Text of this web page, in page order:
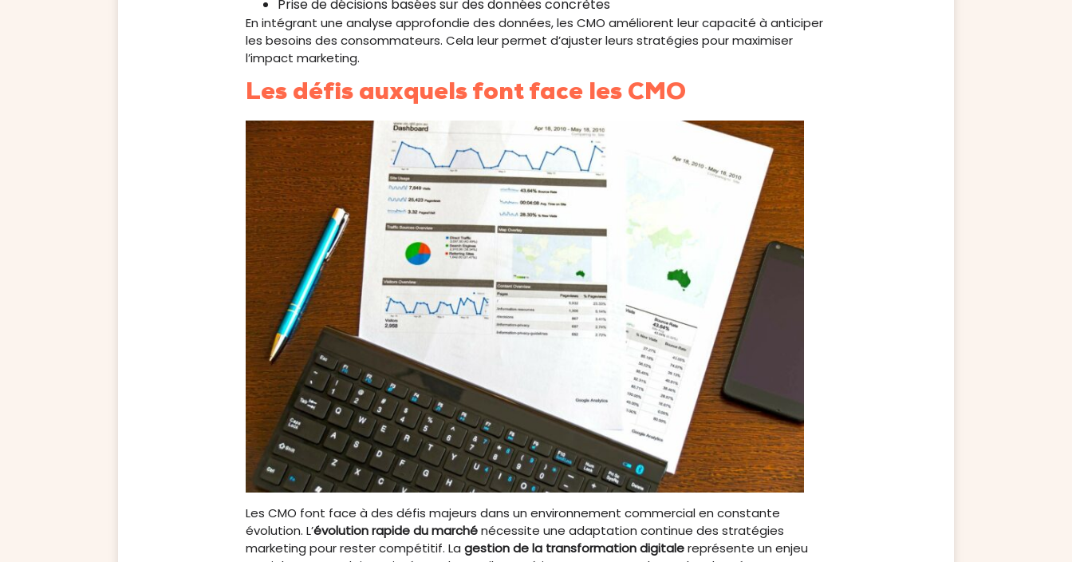
Prise de décisions basées sur des données concrètes
En intégrant une analyse approfondie des données, les CMO améliorent leur capacité à anticiper
les besoins des consommateurs. Cela leur permet d’ajuster leurs stratégies pour maximiser
l’impact marketing.
Les défis auxquels font face les CMO
Les CMO font face à des défis majeurs dans un environnement commercial en constante
évolution. L’évolution rapide du marchénécessite une adaptation continue des stratégies
marketing pour rester compétitif. Lagestion de la transformation digitalereprésente un enjeu